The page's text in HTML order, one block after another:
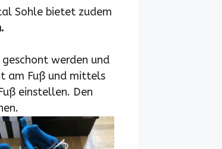
Sohle bietet zudem
werden und
am Fuß und mittels
einstellen. Den